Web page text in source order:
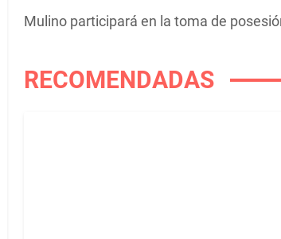
Mulino participará en la toma de
RECOMENDADAS